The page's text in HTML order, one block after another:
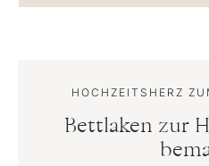
HOCHZEITSHERZ
Bettlaken zur